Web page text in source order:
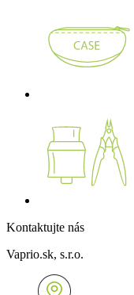
Kontaktujte nás
Vaprio.sk, s.r.o.